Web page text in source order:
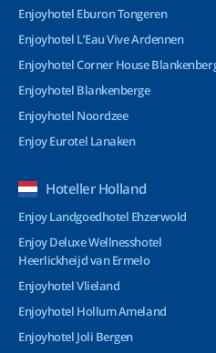
Enjoyhotel Eburon Tongeren
Enjoyhotel L’Eau Vive Ardennen
Enjoyhotel Corner House
Enjoyhotel Blankenberge
Enjoyhotel Noordzee
Enjoy Eurotel Lanaken
Hoteller Holland
Enjoy Landgoedhotel Ehzerwold
Enjoy Deluxe Wellnesshotel
Heerlickheijd van Ermelo
Enjoyhotel Vlieland
Enjoyhotel Hollum Ameland
Enjoyhotel Joli Bergen